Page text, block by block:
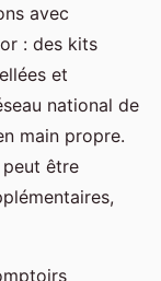
avec
: des kits
et
national de
main propre.
peut être